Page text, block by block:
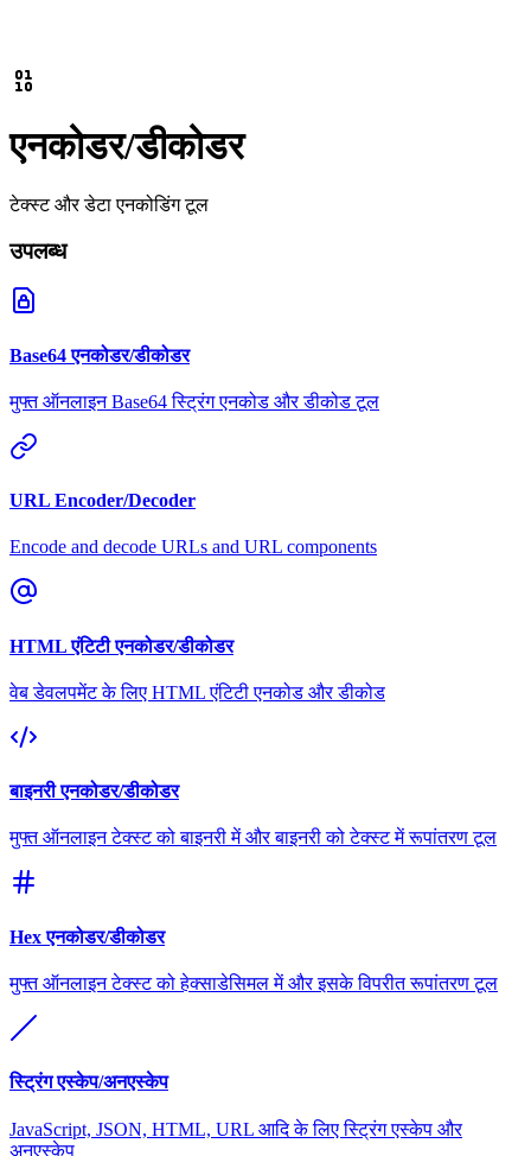
एनकोडर/डीकोडर
टेक्स्ट और डेटा एनकोडिंग टूल
उपलब्ध
Base64 एनकोडर/डीकोडर
मुफ्त ऑनलाइन Base64 स्ट्रिंग एनकोड और डीकोड टूल
URL Encoder/Decoder
Encode and decode URLs and URL components
HTML एंटिटी एनकोडर/डीकोडर
वेब डेवलपमेंट के लिए HTML एंटिटी एनकोड और डीकोड
बाइनरी एनकोडर/डीकोडर
मुफ्त ऑनलाइन टेक्स्ट को बाइनरी में और बाइनरी को टेक्स्ट में रूपांतरण टूल
Hex एनकोडर/डीकोडर
मुफ्त ऑनलाइन टेक्स्ट को हेक्साडेसिमल में और इसके विपरीत रूपांतरण टूल
स्ट्रिंग एस्केप/अनएस्केप
JavaScript, JSON, HTML, URL आदि के लिए स्ट्रिंग एस्केप और
अनएस्केप